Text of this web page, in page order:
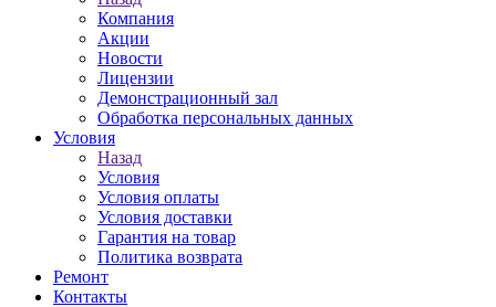
Компания
Акции
Новости
Лицензии
Демонстрационный зал
Обработка персональных данных
Условия
Назад
Условия
Условия оплаты
Условия доставки
Гарантия на товар
Политика возврата
Ремонт
Контакты